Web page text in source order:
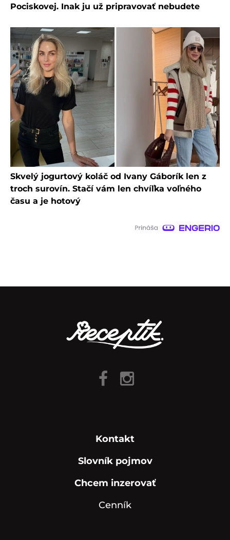
Pociskovej. Inak ju už pripravovať nebudete
Skvelý jogurtový koláč od Ivany Gáborík len z
troch surovín. Stačí vám len chvíľka voľného
času a je hotový
Kontakt
Slovník pojmov
Chcem inzerovať
Cenník